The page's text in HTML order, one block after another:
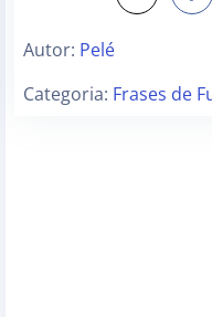
Autor: Pelé
Categoria: Frases de